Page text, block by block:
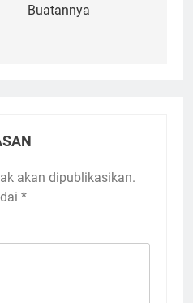
Buatannya
akan dipublikasikan.
*